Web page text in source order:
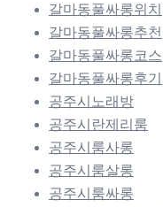
갈마동풀싸롱위치
갈마동풀싸롱추천
갈마동풀싸롱코스
갈마동풀싸롱후기
공주시노래방
공주시란제리룸
공주시룸사롱
공주시룸살롱
공주시룸싸롱